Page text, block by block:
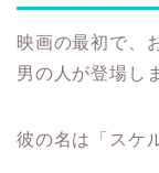
映画の最初で、
男の人が登場し
彼の名は「スケ